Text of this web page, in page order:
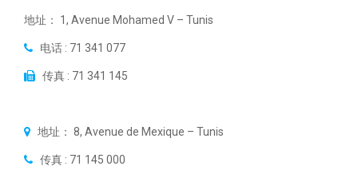
地址： 1, Avenue Mohamed V – Tunis
电话 : 71 341 077
传真 : 71 341 145
地址： 8, Avenue de Mexique – Tunis
传真 : 71 145 000